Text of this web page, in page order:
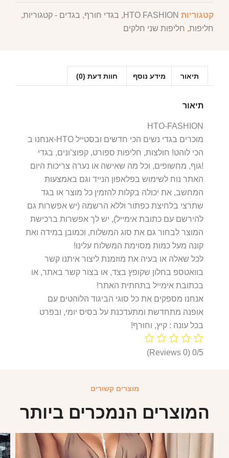
קטגוריות HTO FASHION
, בגדי חורף, בגדים - קטגוריות,
חליפות, חליפות שני חלקים
תיאור מידע נוסף חוות דעת (0)
תיאור
HTO-FASHION
אנחנו ב-HTO מוכרים בגדי נשים הכי חדשים ובסטייל
הכי לוהט! חולצות, חליפות ספורט, קפוצ’ונים, בגדי
גוף, מחשופים, וכל מה שאישה או נערה צריכות היום!
האתר נוח לשימוש בפלאפון הנייד וגם באמצעות
המחשב, את יכולה בקלות להזמין כל מוצר או בגד
שתרצי בלחיצת כפתור וללא הרשמה (יש אפשרות גם
להירשם עם כתובת אימייל), יש לך אפשרות ברכישת
המוצר לבחור גם את סוג המשלוח, וכמובן במידה ואת
קונה מעל כמות מסוימת המשלוח עלינו!
לכל שאלה או בעיה את מוזמנת ליצור איתנו קשר
בוואטספ בחלון שקופץ בצד, או בצור קשר באתר, או
בכתובת אימייל בתחתית האתר!
אנחנו מספקים את כל סוגי הביגוד הלוהטים עם
אופנה מתחדשת ומתעדכנת על בסיס יומי, ובפרט
בכל עונה : קיץ, וחורף!
0/5
(0 Reviews)
מוצרים קשורים
המוצרים הנמכרים ביותר